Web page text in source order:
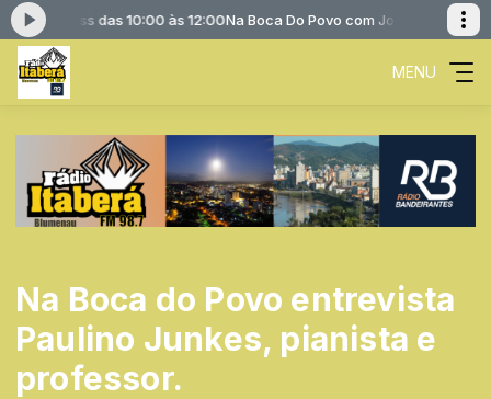
Theiss das 10:00 às 12:00Na Boca Do Povo com Jorge Theiss das
MENU
Na Boca do Povo entrevista
Paulino Junkes, pianista e
professor.